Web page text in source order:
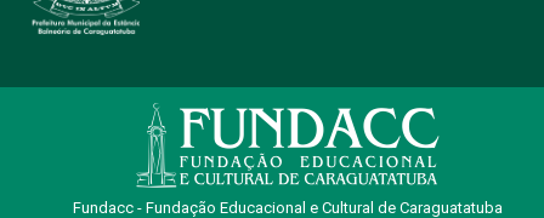
Fundacc - Fundação Educacional e Cultural de Caraguatatuba